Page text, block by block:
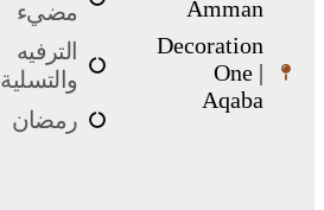
Amman
Decoration
One |
Aqaba
مضيء
الترفيه
والتسلية
رمضان